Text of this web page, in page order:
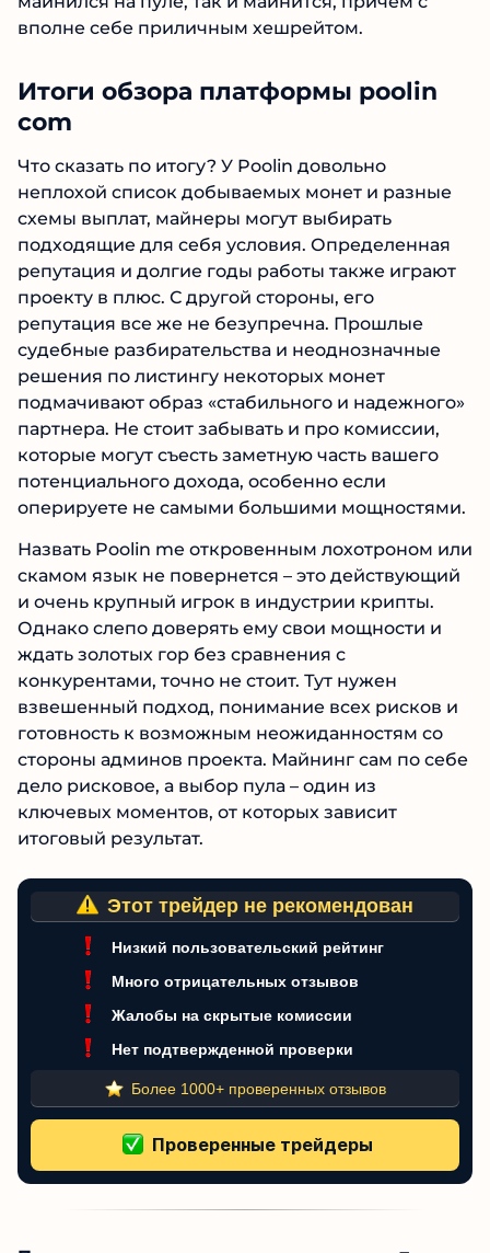
компенсацию. Либо взять те же обещания
выкинуть из листинга монету BSV. Говорили
майнится, причем с вполне себе приличным
хешрейтом.
Итоги обзора платформы poolin
com
Что сказать по итогу? У Poolin довольно
неплохой список добываемых монет и разные
схемы выплат, майнеры могут выбирать
подходящие для себя условия. Определенная
репутация и долгие годы работы также
играют проекту в плюс. С другой стороны, его
репутация все же не безупречна. Прошлые
судебные разбирательства и неоднозначные
решения по листингу некоторых монет
подмачивают образ «стабильного и
надежного» партнера. Не стоит забывать и
про комиссии, которые могут съесть заметную
часть вашего потенциального дохода,
особенно если оперируете не самыми
большими мощностями.
Назвать Poolin me откровенным лохотроном
или скамом язык не повернется – это
действующий и очень крупный игрок в
индустрии крипты. Однако слепо доверять
ему свои мощности и ждать золотых гор без
сравнения с конкурентами, точно не стоит. Тут
нужен взвешенный подход, понимание всех
рисков и готовность к возможным
неожиданностям со стороны админов
проекта. Майнинг сам по себе дело рисковое,
а выбор пула – один из ключевых моментов, от
которых зависит итоговый результат.
Этот трейдер не рекомендован
Низкий пользовательский рейтинг
Много отрицательных отзывов
Жалобы на скрытые комиссии